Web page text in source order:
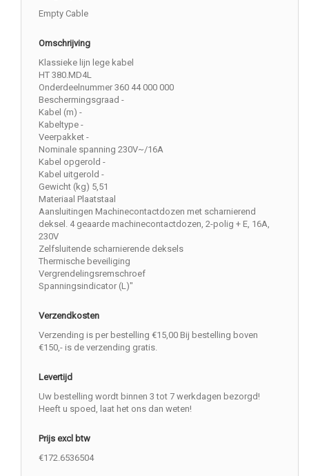
Empty Cable
Omschrijving
Klassieke lijn lege kabel
HT 380.MD4L
Onderdeelnummer 360 44 000 000
Beschermingsgraad -
Kabel (m) -
Kabeltype -
Veerpakket -
Nominale spanning 230V~/16A
Kabel opgerold -
Kabel uitgerold -
Gewicht (kg) 5,51
Materiaal Plaatstaal
Aansluitingen Machinecontactdozen met scharnierend
deksel. 4 geaarde machinecontactdozen, 2-polig + E, 16A,
230V
Zelfsluitende scharnierende deksels
Thermische beveiliging
Vergrendelingsremschroef
Spanningsindicator (L)"
Verzendkosten
Verzending is per bestelling €15,00 Bij bestelling boven
€150,- is de verzending gratis.
Levertijd
Uw bestelling wordt binnen 3 tot 7 werkdagen bezorgd!
Heeft u spoed, laat het ons dan weten!
Prijs excl btw
€172.6536504